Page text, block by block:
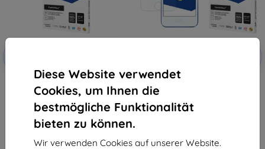
Diese Website verwendet
Cookies, um Ihnen die
bestmögliche Funktionalität
bieten zu können.
Wir verwenden Cookies auf unserer Website.
3MK FlexibleGlass iPod Touch
7gen Hybridglas (5903108229531)
10,90 €
8,91 €
3MK FlexibleGlass Apple iPod
10,90 €
9,81 €